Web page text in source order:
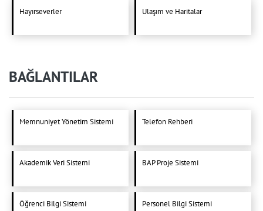
Hayırseverler Ulaşım ve Haritalar
BAĞLANTILAR
Memnuniyet Yönetim Sistemi Telefon Rehberi
Akademik Veri Sistemi BAP Proje Sistemi
Öğrenci Bilgi Sistemi Personel Bilgi Sistemi